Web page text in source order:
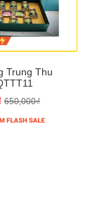
Trung Thu
650,000₫